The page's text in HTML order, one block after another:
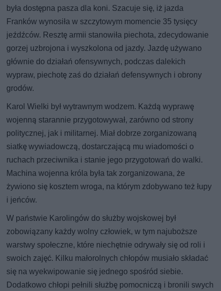
była dostępna pasza dla koni. Szacuje się, iż jazda
Franków wynosiła w szczytowym momencie 35 tysięcy
jeźdźców. Resztę armii stanowiła piechota, zdecydowanie
gorzej uzbrojona i wyszkolona od jazdy. Jazdę używano
głównie do działań ofensywnych, podczas dalekich
wypraw, piechotę zaś do działań defensywnych i obrony
grodów.
Karol Wielki był wytrawnym wodzem. Każdą wyprawę
wojenną starannie przygotowywał, zarówno od strony
politycznej, jak i militarnej. Miał dobrze zorganizowaną
siatkę wywiadowczą, dostarczającą mu wiadomości o
ruchach przeciwnika i stanie jego przygotowań do walki.
Machina wojenna króla była tak zorganizowana, że
żywiono się kosztem wroga, na którym zdobywano też łupy
i jeńców.
W państwie Karolingów do służby wojskowej był
zobowiązany każdy wolny człowiek, w tym najuboższe
warstwy społeczne, które niechętnie odrywały się od roli i
swoich zajęć. Kilku małorolnych chłopów musiało składać
się na wyekwipowanie się jednego spośród siebie.
Dodatkowo chłopi pełnili służbę pomocniczą i bronili swych